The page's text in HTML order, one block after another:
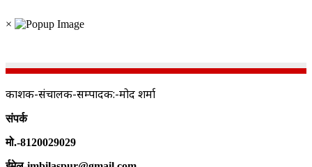
×
प्रकाशक-संचालक-सम्पादक:-प्रमोद शर्मा
संपर्क
मो.-8120029029